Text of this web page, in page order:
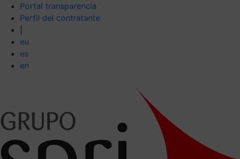
Portal transparencia
Perfil del contratante
eu
es
en